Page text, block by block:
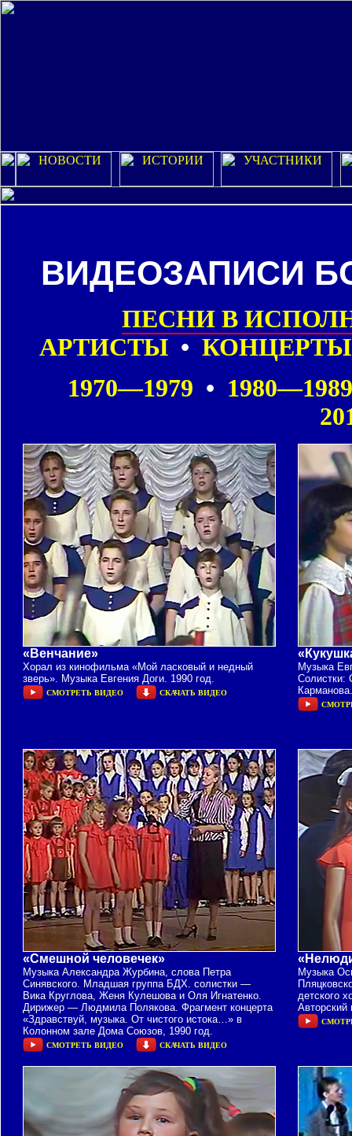
ВИДЕОЗАПИСИ
ПЕСНИ В
АРТИСТЫ• КОНЦЕРТЫ
1970—1979 • 1980—1989
«Венчание»
Хорал из кинофильма «Мой ласковый и недный
зверь». Музыка Евгения Доги. 1990 год.
СМОТРЕТЬ ВИДЕО СКАЧАТЬ ВИДЕО
Музыка
Солистки:
«Смешной человечек»
Музыка Александра Журбина, слова Петра
Синявского. Младшая группа БДХ. солистки —
Вика Круглова, Женя Кулешова и Оля Игнатенко.
Дирижер — Людмила Полякова. Фрагмент концерта
«Здравствуй, музыка. От чистого истока…» в
Колонном зале Дома Союзов, 1990 год.
СМОТРЕТЬ ВИДЕО СКАЧАТЬ ВИДЕО
Музыка
детского